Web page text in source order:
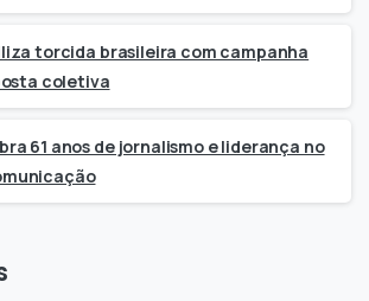
torcida brasileira com campanha
coletiva
61 anos de jornalismo e liderança no